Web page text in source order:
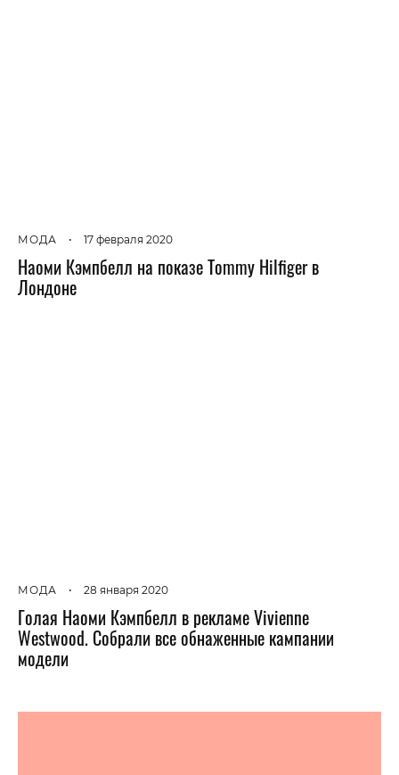
МОДА • 17 февраля 2020
Наоми Кэмпбелл на показе Tommy Hilfiger в
Лондоне
МОДА • 28 января 2020
Голая Наоми Кэмпбелл в рекламе Vivienne
Westwood. Собрали все обнаженные кампании
модели